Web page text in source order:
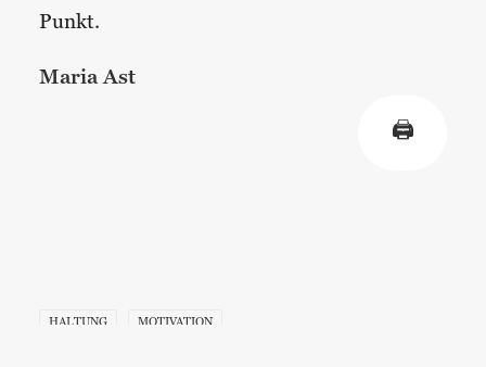
Punkt.
Maria Ast
🖨
HALTUNG MOTIVATION